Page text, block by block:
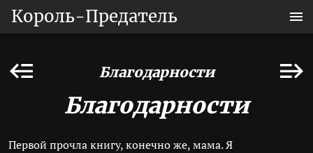
Король-Предатель
Благодарности
Благодарности
Первой прочла книгу, конечно же, мама. Я